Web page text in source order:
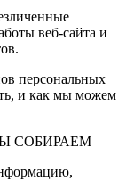
веб-сайта и
персональных
и как мы можем
СОБИРАЕМ